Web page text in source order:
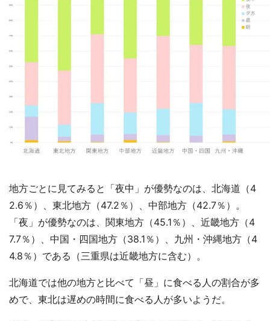
地方ごとに見てみると「夜中」が優勢なのは、北海道（4
2.6％）、東北地方（47.2％）、中部地方（42.7％）。
「夜」が優勢なのは、関東地方（45.1％）、近畿地方（4
7.7％）、中国・四国地方（38.1％）、九州・沖縄地方（4
4.8％）である（三重県は近畿地方に含む）。
北海道では他の地方と比べて「昼」に食べる人の割合が多
めで、東北は遅めの時間に食べる人が多いようだ。